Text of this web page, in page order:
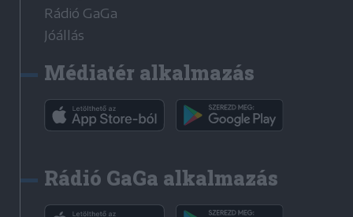
Rádió GaGa
Jóállás
Médiatér alkalmazás
Rádió GaGa alkalmazás